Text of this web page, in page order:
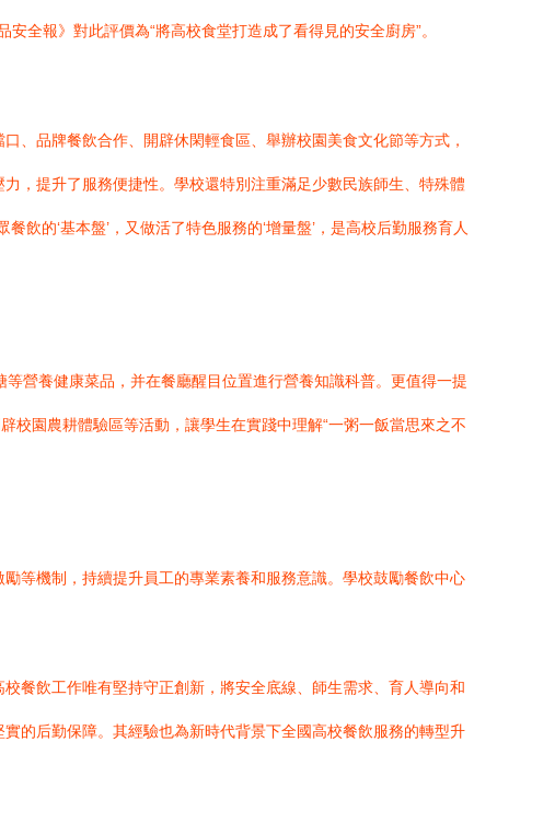
全報》對此評價為“將高校食堂打造成了看得見的安全廚房”。
、品牌餐飲合作、開辟休閑輕食區、舉辦校園美食文化節等方式，
，提升了服務便捷性。學校還特別注重滿足少數民族師生、特殊體
的‘基本盤’，又做活了特色服務的‘增量盤’，是高校后勤服務育人
營養健康菜品，并在餐廳醒目位置進行營養知識科普。更值得一提
校園農耕體驗區等活動，讓學生在實踐中理解“一粥一飯當思來之不
等機制，持續提升員工的專業素養和服務意識。學校鼓勵餐飲中心
餐飲工作唯有堅持守正創新，將安全底線、師生需求、育人導向和
的后勤保障。其經驗也為新時代背景下全國高校餐飲服務的轉型升